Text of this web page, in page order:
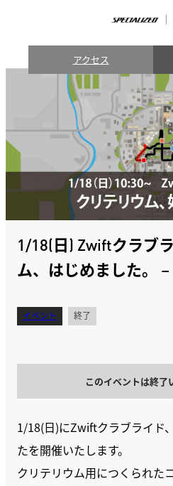
アクセス
1/18(日) Zwiftクラブ
ム、はじめました。 –
イベント 終了
このイベントは終了
1/18(日)にZwiftクラブライ
たを開催いたします。
クリテリウム用につくられた